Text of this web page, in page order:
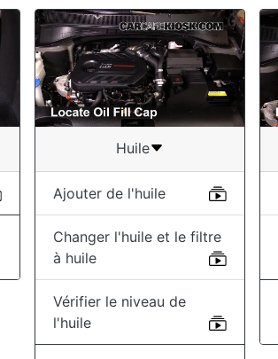
Huile
Ajouter de l'huile
Changer l'huile et le filtre
à huile
Vérifier le niveau de
l'huile